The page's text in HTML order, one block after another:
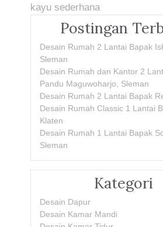
kayu sederhana
Postingan
Desain Rumah 2 Lantai Bapak
Sleman
Desain Rumah dan Kantor 2
Pandu Maguwoharjo, Sleman
Desain Rumah 2 Lantai Bapak
Desain Rumah Classic 1 Lantai
Klaten
Desain Rumah 1 Lantai Bapak
Sleman
Kategori
Desain Dapur
Desain Kamar Mandi